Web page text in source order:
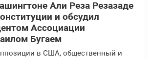
Али Реза Резазаде
и обсудил
Ассоциации
Бугаем
в США, общественный и